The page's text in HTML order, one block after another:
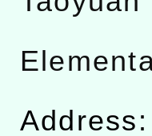
Address: